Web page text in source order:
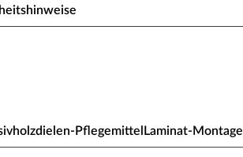
Die moderne Optik und die
PflegemittelLaminat-